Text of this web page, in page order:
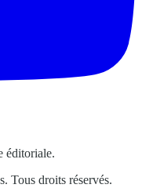
éditoriale.
Tous droits réservés.